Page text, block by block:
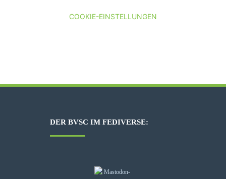
COOKIE-EINSTELLUNGEN
DER BVSC IM FEDIVERSE: